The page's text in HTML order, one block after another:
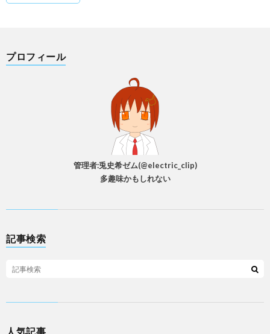
プロフィール
管理者:兎史希ゼム(@electric_clip)
多趣味かもしれない
記事検索
人気記事